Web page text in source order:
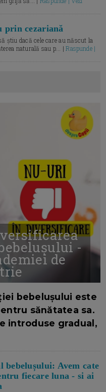
prin cezariană
știu dacă cele care au născut la
naturală sau p... |Raspunde |
-
de
bebelușului este
sănătatea sa.
introduse gradual,
bebelușului: Avem cate
fiecare luna - si ai